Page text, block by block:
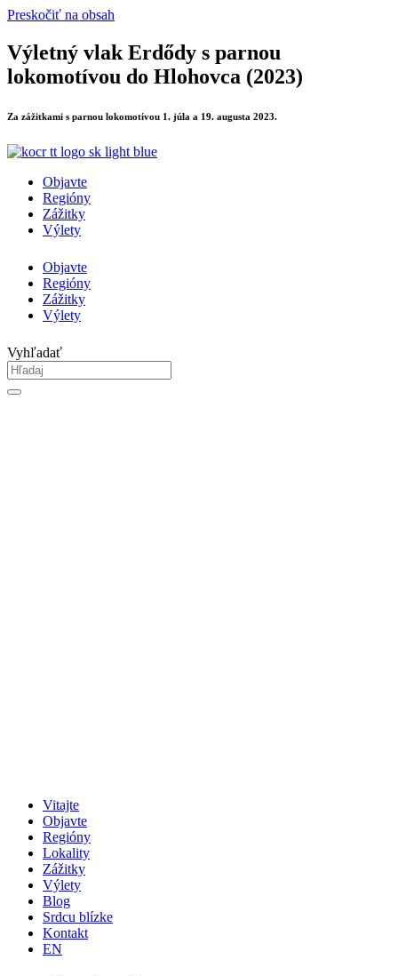
Preskočiť na obsah
Výletný vlak Erdődy s parnou
lokomotívou do Hlohovca (2023)
Za zážitkami s parnou lokomotívou 1. júla a 19. augusta 2023.
Objavte
Regióny
Zážitky
Výlety
Objavte
Regióny
Zážitky
Výlety
Vyhľadať
Vitajte
Objavte
Regióny
Lokality
Zážitky
Výlety
Blog
Srdcu blízke
Kontakt
EN